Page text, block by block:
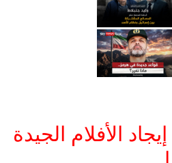
الأفلام الجيدة